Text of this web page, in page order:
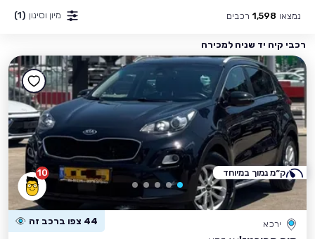
נמצאו 1,598 רכבים מיון וסינון (1)
רכבי קיה יד שניה למכירה
10
ירכא 44 צפו ברכב זה
ק״מ נמוך במיוחד